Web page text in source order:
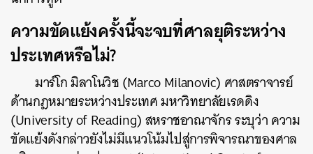
ความขัดแย้งครั้งนี้จะจบที่ศาลยุติระหว่าง
ประเทศหรือไม่?
มาร์โก มิลาโนวิช (Marco Milanovic) ศาสตราจารย์
ด้านกฎหมายระหว่างประเทศ มหาวิทยาลัยเรดดิง
(University of Reading) สหราชอาณาจักร ระบุว่า ความ
ขัดแย้งดังกล่าวยังไม่มีแนวโน้มไปสู่การพิจารณาของศาล